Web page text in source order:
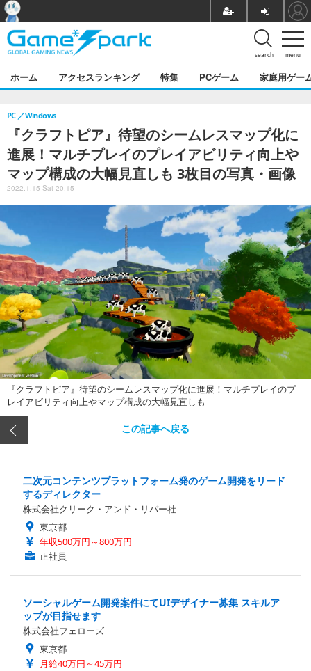
menu
search
ホーム アクセスランキング 特集 PCゲーム 家庭用ゲー
『クラフトピア』待望のシームレスマップ化に
進展！マルチプレイのプレイアビリティ向上や
マップ構成の大幅見直しも 3枚目の写真・画像
PC Windows
2022.1.15 Sat 20:15
『クラフトピア』待望のシームレスマップ化に進展！マルチプレイのプ
レイアビリティ向上やマップ構成の大幅見直しも
この記事へ戻る
二次元コンテンツプラットフォーム発のゲーム開発をリード
するディレクター
株式会社クリーク・アンド・リバー社
東京都
年収500万円～800万円
正社員
ソーシャルゲーム開発案件にてUIデザイナー募集 スキルア
ップが目指せます
株式会社フェローズ
東京都
月給40万円～45万円